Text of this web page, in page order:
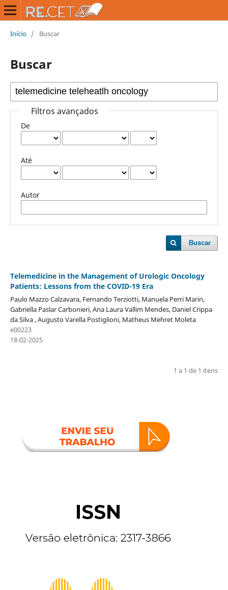
Início / Buscar
Buscar
Filtros avançados
De
Até
Autor
Buscar
Telemedicine in the Management of Urologic Oncology
Patients: Lessons from the COVID-19 Era
Paulo Mazzo Calzavara, Fernando Terziotti, Manuela Perri Marin,
Gabriella Paslar Carbonieri, Ana Laura Vallim Mendes, Daniel Crippa
da Silva , Augusto Varella Postiglioni, Matheus Mehret Moleta
e00223
18-02-2025
1 a 1 de 1 itens